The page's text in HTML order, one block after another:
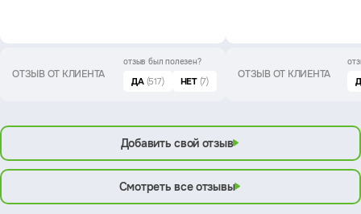
ОТЗЫВ ОТ КЛИЕНТА
отзыв был полезен?
ДА (517) НЕТ (7)
ОТЗЫВ ОТ КЛИЕНТА
Добавить свой отзыв
Смотреть все отзывы